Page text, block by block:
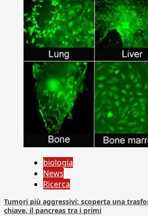
biologia
News
Ricerca
Tumori più aggressivi: scoperta una
chiave, il pancreas tra i primi